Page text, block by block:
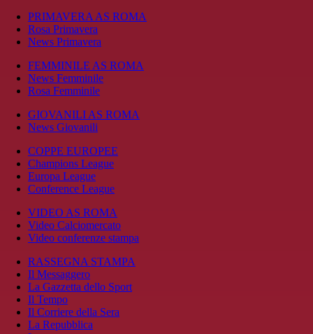
PRIMAVERA AS ROMA
Rosa Primavera
News Primavera
FEMMINILE AS ROMA
News Femminile
Rosa Femminile
GIOVANILI AS ROMA
News Giovanili
COPPE EUROPEE
Champions League
Europa League
Conference League
VIDEO AS ROMA
Video Calciomercato
Video conferenze stampa
RASSEGNA STAMPA
Il Messaggero
La Gazzetta dello Sport
Il Tempo
Il Corriere della Sera
La Repubblica